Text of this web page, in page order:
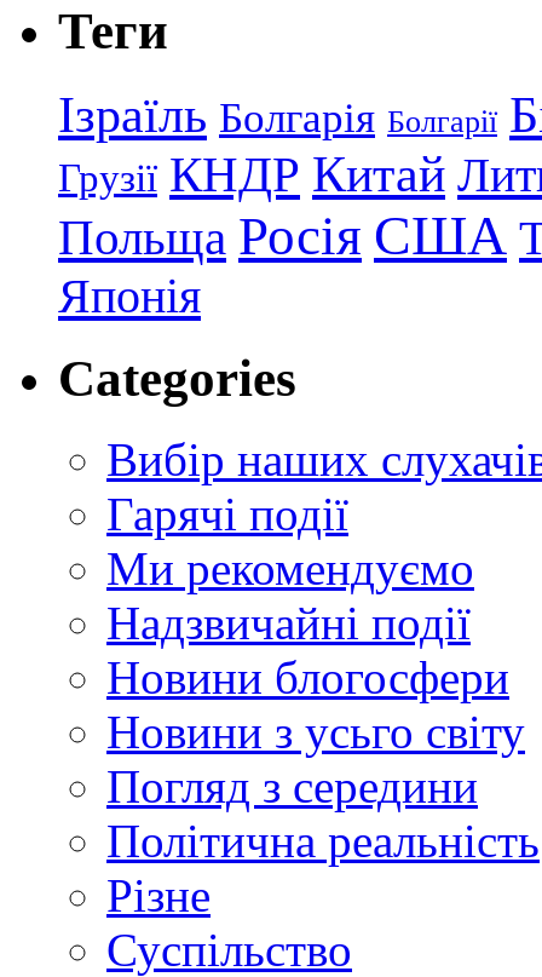
Теги
Ізраїль Болгарія Болгарії
Грузії КНДР Китай
Польща Росія США
Японія
Categories
Вибір наших
Гарячі події
Ми рекомендуємо
Надзвичайні події
Новини блогосфери
Новини з усьго світу
Погляд з середини
Політична реальність
Різне
Суспільство